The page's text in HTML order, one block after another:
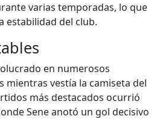
varias temporadas, lo que
estabilidad del club.
en numerosos
mientras vestía la camiseta del
más destacados ocurrió
Sene anotó un gol decisivo